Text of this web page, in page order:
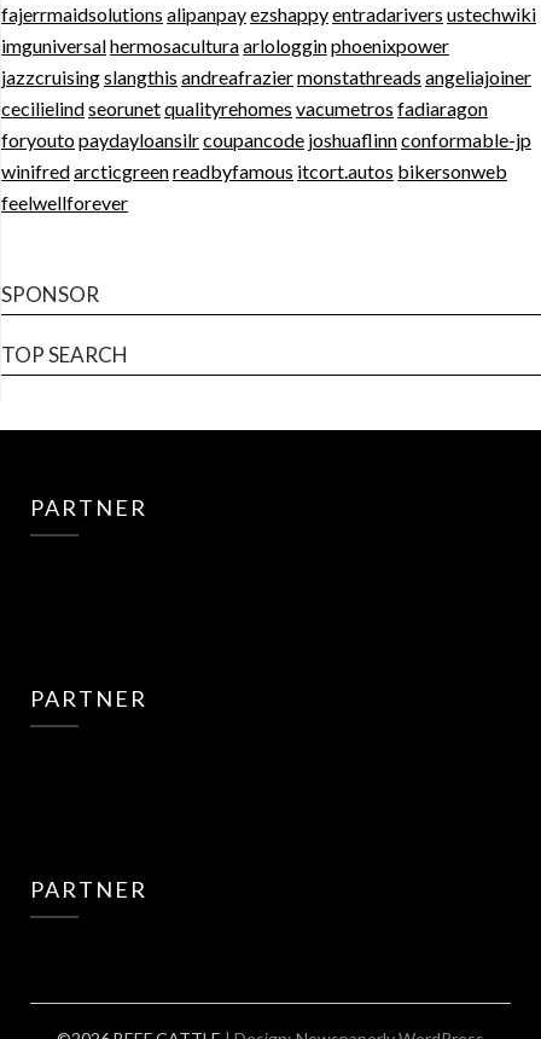
fajerrmaidsolutions alipanpayezshappyentradarivers ustechwiki
imguniversalhermosaculturaarlologginphoenixpower
jazzcruisingslangthis andreafraziermonstathreads angeliajoiner
cecilielindseorunetqualityrehomes vacumetros fadiaragon
foryoutopaydayloansilrcoupancode joshuaflinnconformable-jp
winifredarcticgreenreadbyfamous itcort.autos bikersonweb
feelwellforever
SPONSOR
TOP SEARCH
PARTNER
PARTNER
PARTNER